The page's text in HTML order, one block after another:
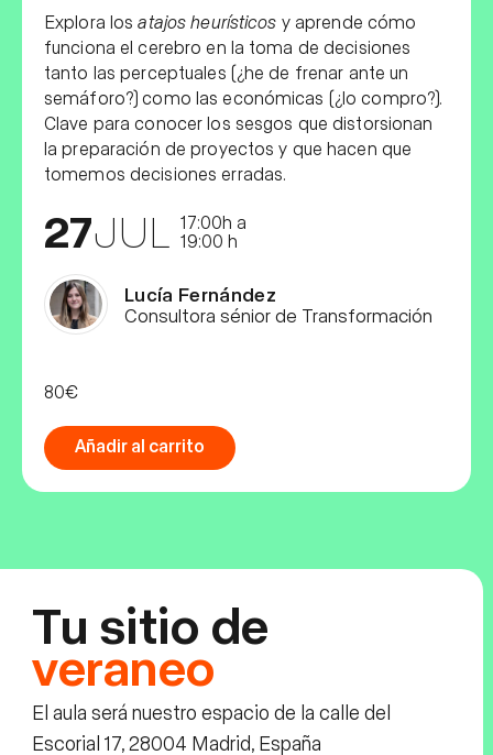
Explora losatajos heurísticos y aprende cómo
funciona el cerebro en la toma de decisiones
tanto las perceptuales (¿he de frenar ante un
semáforo?) como las económicas (¿lo compro?).
Clave para conocer los sesgos que distorsionan
la preparación de proyectos y que hacen que
tomemos decisiones erradas.
27JUL
17:00h a
19:00 h
Lucía Fernández
Consultora sénior de Transformación
80€
Añadir al carrito
Tu sitio de
veraneo
El aula será nuestro espacio de la calle del
Escorial 17, 28004 Madrid, España